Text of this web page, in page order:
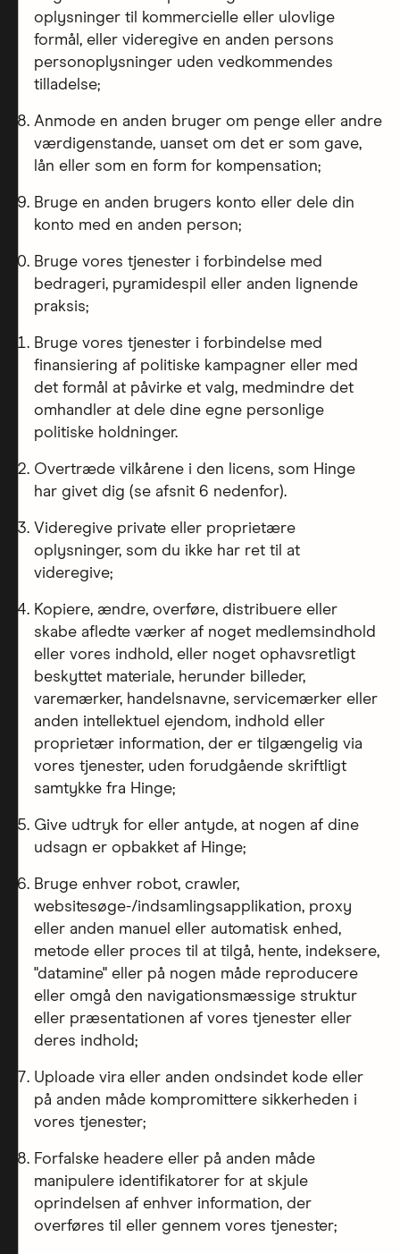
oplysninger til kommercielle eller ulovlige
formål, eller videregive en anden persons
personoplysninger uden vedkommendes
tilladelse;
Anmode en anden bruger om penge eller andre
værdigenstande, uanset om det er som gave,
lån eller som en form for kompensation;
Bruge en anden brugers konto eller dele din
konto med en anden person;
Bruge vores tjenester i forbindelse med
bedrageri, pyramidespil eller anden lignende
praksis;
Bruge vores tjenester i forbindelse med
finansiering af politiske kampagner eller med
det formål at påvirke et valg, medmindre det
omhandler at dele dine egne personlige
politiske holdninger.
Overtræde vilkårene i den licens, som Hinge
har givet dig (se afsnit 6 nedenfor).
Videregive private eller proprietære
oplysninger, som du ikke har ret til at
videregive;
Kopiere, ændre, overføre, distribuere eller
skabe afledte værker af noget medlemsindhold
eller vores indhold, eller noget ophavsretligt
beskyttet materiale, herunder billeder,
varemærker, handelsnavne, servicemærker eller
anden intellektuel ejendom, indhold eller
proprietær information, der er tilgængelig via
vores tjenester, uden forudgående skriftligt
samtykke fra Hinge;
Give udtryk for eller antyde, at nogen af dine
udsagn er opbakket af Hinge;
Bruge enhver robot, crawler,
websitesøge-/indsamlingsapplikation, proxy
eller anden manuel eller automatisk enhed,
metode eller proces til at tilgå, hente, indeksere,
"datamine" eller på nogen måde reproducere
eller omgå den navigationsmæssige struktur
eller præsentationen af vores tjenester eller
deres indhold;
Uploade vira eller anden ondsindet kode eller
på anden måde kompromittere sikkerheden i
vores tjenester;
Forfalske headere eller på anden måde
manipulere identifikatorer for at skjule
oprindelsen af enhver information, der
overføres til eller gennem vores tjenester;